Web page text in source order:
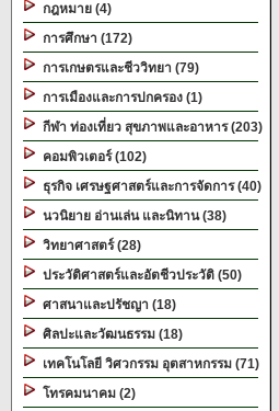
กฎหมาย (4)
การศึกษา (172)
การเกษตรและชีววิทยา (79)
การเมืองและการปกครอง (1)
กีฬา ท่องเที่ยว สุขภาพและอาหาร (203)
คอมพิวเตอร์ (102)
ธุรกิจ เศรษฐศาสตร์และการจัดการ (40)
นวนิยาย อ่านเล่น และนิทาน (38)
วิทยาศาสตร์ (28)
ประวัติศาสตร์และอัตชีวประวัติ (50)
ศาสนาและปรัชญา (18)
ศิลปะและวัฒนธรรม (18)
เทคโนโลยี วิศวกรรม อุตสาหกรรม (71)
โทรคมนาคม (2)